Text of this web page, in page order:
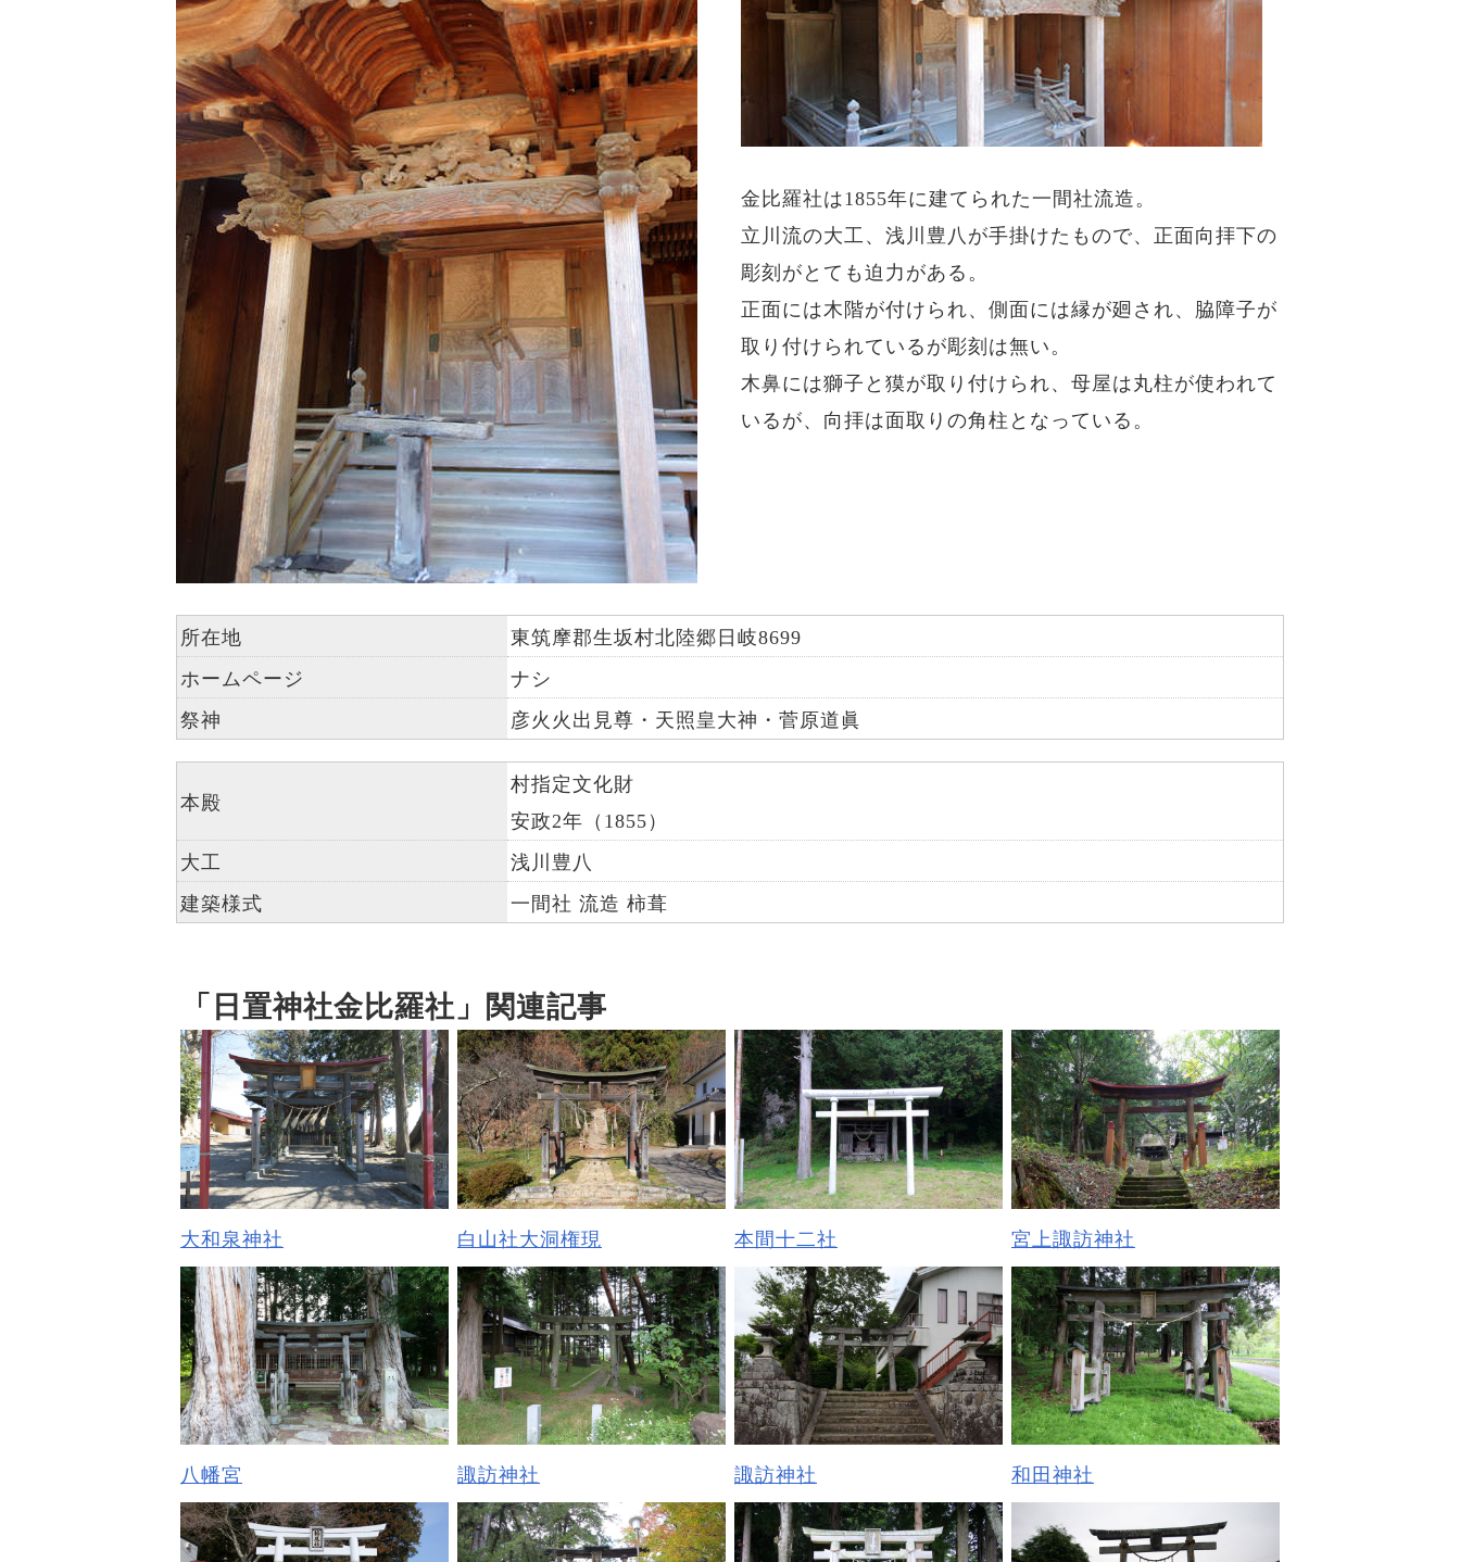
金比羅社は1855年に建てられた一間社流造。
立川流の大工、浅川豊八が手掛けたもので、正面向拝下の
彫刻がとても迫力がある。
正面には木階が付けられ、側面には縁が廻され、脇障子が
取り付けられているが彫刻は無い。
木鼻には獅子と獏が取り付けられ、母屋は丸柱が使われて
いるが、向拝は面取りの角柱となっている。
所在地
東筑摩郡生坂村北陸郷日岐8699
ホームページ
ナシ
祭神
彦火火出見尊・天照皇大神・菅原道眞
本殿
村指定文化財
安政2年（1855）
大工
浅川豊八
建築様式
一間社 流造 柿葺
「日置神社金比羅社」関連記事
大和泉神社 白山社大洞権現 本間十二社 宮上諏訪神社
八幡宮 諏訪神社 諏訪神社 和田神社